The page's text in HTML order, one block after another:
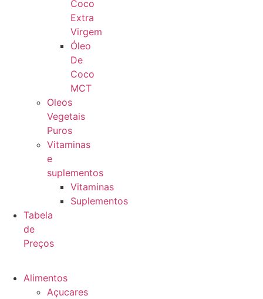
Coco
Extra
Virgem
Óleo
De
Coco
MCT
Oleos
Vegetais
Puros
Vitaminas
e
suplementos
Vitaminas
Suplementos
Tabela
de
Preços
Alimentos
Açucares